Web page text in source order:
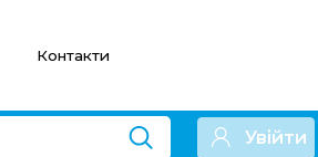
Контакти
Увійти